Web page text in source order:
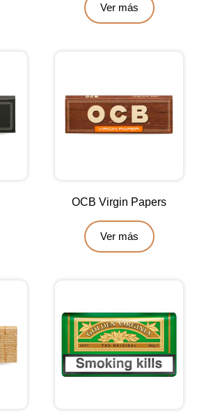
Ver más
OCB Virgin Papers
Ver más